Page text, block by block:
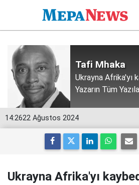
Tafi Mhaka
Ukrayna Afrika'yı
Yazarın Tüm
14:2622 Ağustos 2024
Ukrayna Afrika'yı